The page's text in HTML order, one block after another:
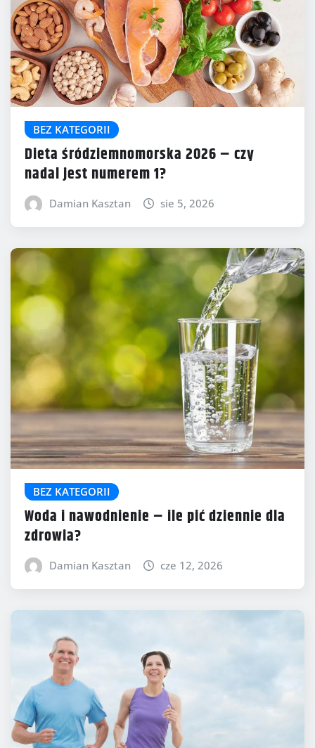
BEZ KATEGORII
Dieta śródziemnomorska 2026 – czy
nadal jest numerem 1?
Damian Kasztan sie 5, 2026
BEZ KATEGORII
Woda i nawodnienie – ile pić dziennie dla
zdrowia?
Damian Kasztan cze 12, 2026